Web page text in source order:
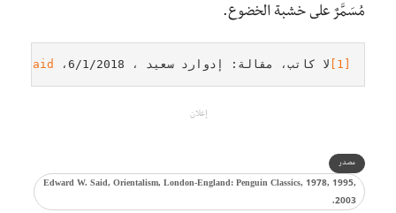
مُسَمَّرٌ على خشبة الخضوع.
لا كاتب، مقالة: إدوارد سعيد ، 6/1/2018،
إعلان
مصدر
Edward W. Said, Orientalism, London-England: Penguin Classics, 1978, 1995,
2003.